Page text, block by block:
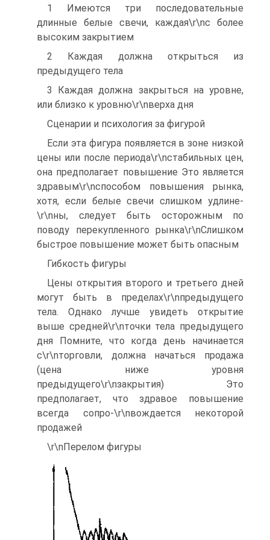
1 Имеются три последовательные
длинные белые свечи, каждая\r\nс более
высоким закрытием
2 Каждая должна открыться из
предыдущего тела
3 Каждая должна закрыться на уровне,
или близко к уровню\r\nверха дня
Сценарии и психология за фигурой
Если эта фигура появляется в зоне низкой
цены или после периода\r\nстабильных цен,
она предполагает повышение Это является
здравым\r\nспособом повышения рынка,
хотя, если белые свечи слишком удлине-
\r\nны, следует быть осторожным по
поводу перекупленного рынка\r\nСлишком
быстрое повышение может быть опасным
Гибкость фигуры
Цены открытия второго и третьего дней
могут быть в пределах\r\nпредыдущего
тела. Однако лучше увидеть открытие
выше средней\r\nточки тела предыдущего
дня Помните, что когда день начинается
с\r\nторговли, должна начаться продажа
(цена ниже уровня
предыдущего\r\nзакрытия) Это
предполагает, что здравое повышение
всегда сопро-\r\nвождается некоторой
продажей
\r\nПерелом фигуры